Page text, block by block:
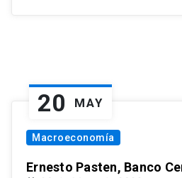
20 MAY
Macroeconomía
Ernesto Pasten, Banco